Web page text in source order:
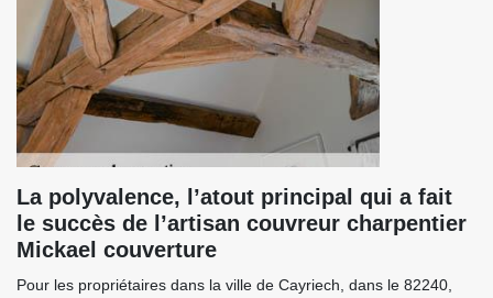
La polyvalence, l’atout principal qui a fait
le succès de l’artisan couvreur charpentier
Mickael couverture
Pour les propriétaires dans la ville de Cayriech, dans le 82240,